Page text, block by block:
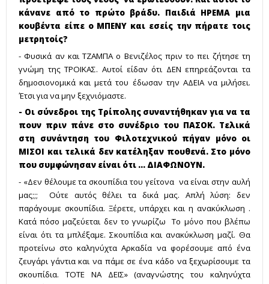
κάνανε από το πρώτο βράδυ. Παιδιά ΗΡΕΜΑ μια
κουβέντα είπε ο ΜΠΕΝΥ και εσείς την πήρατε τοις
μετρητοίς?
- Φυσικά αν και ΤΖΑΜΠΑ ο Βενιζέλος πριν το πει ζήτησε τη
γνώμη της ΤΡΟΙΚΑΣ. Αυτοί είδαν ότι ΔΕΝ επηρεάζονται τα
δημοσιονομικά και μετά του έδωσαν την ΑΔΕΙΑ να μιλήσει.
Έτσι για να μην ξεχνιόμαστε.
- Οι σύνεδροι της Τρίπολης συναντήθηκαν για να τα
πουν πριν πάνε στο συνέδριο του ΠΑΣΟΚ. Τελικά
στη συνάντηση του Φιλοτεχνικού πήγαν μόνο οι
ΜΙΣΟΙ και τελικά δεν κατέληξαν πουθενά. Στο μόνο
που συμφώνησαν είναι ότι ... ΔΙΑΦΩΝΟΥΝ.
- «Δεν θέλουμε τα σκουπίδια του γείτονα να είναι στην αυλή
μας;;; Ούτε αυτός θέλει τα δικά μας. Απλή λύση: δεν
παράγουμε σκουπίδια. Ξέρετε, υπάρχει και η ανακύκλωση .
Κατά πόσο μαζεύεται δεν το γνωρίζω Το μόνο που βλέπω
είναι ότι τα μπλέξαμε. Σκουπίδια και ανακύκλωση μαζί. Θα
προτείνω στο καληνύχτα Αρκαδία να φορέσουμε από ένα
ζευγάρι γάντια και να πάμε σε ένα κάδο να ξεχωρίσουμε τα
σκουπίδια. ΤΟΤΕ ΝΑ ΔΕΙΣ» (αναγνώστης του καληνύχτα